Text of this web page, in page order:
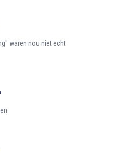
waren nou niet echt